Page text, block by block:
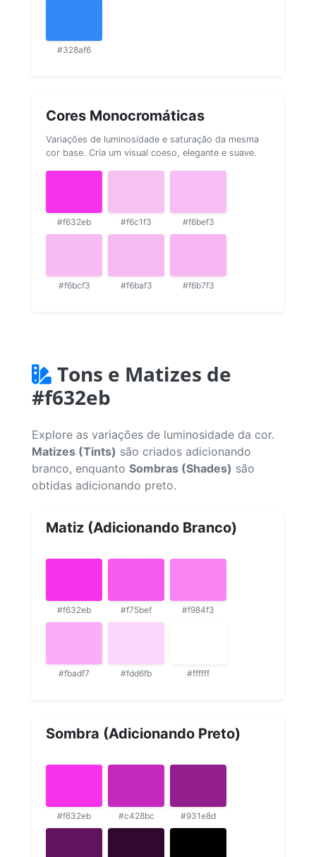
#328af6
Cores Monocromáticas
Variações de luminosidade e saturação da mesma
cor base. Cria um visual coeso, elegante e suave.
#f632eb #f6c1f3 #f6bef3
#f6bcf3 #f6baf3 #f6b7f3
Tons e Matizes de
#f632eb
Explore as variações de luminosidade da cor.
Matizes (Tints) são criados adicionando
branco, enquanto Sombras (Shades) são
obtidas adicionando preto.
Matiz (Adicionando Branco)
#f632eb #f75bef #f984f3
#fbadf7 #fdd6fb #ffffff
Sombra (Adicionando Preto)
#f632eb #c428bc #931e8d